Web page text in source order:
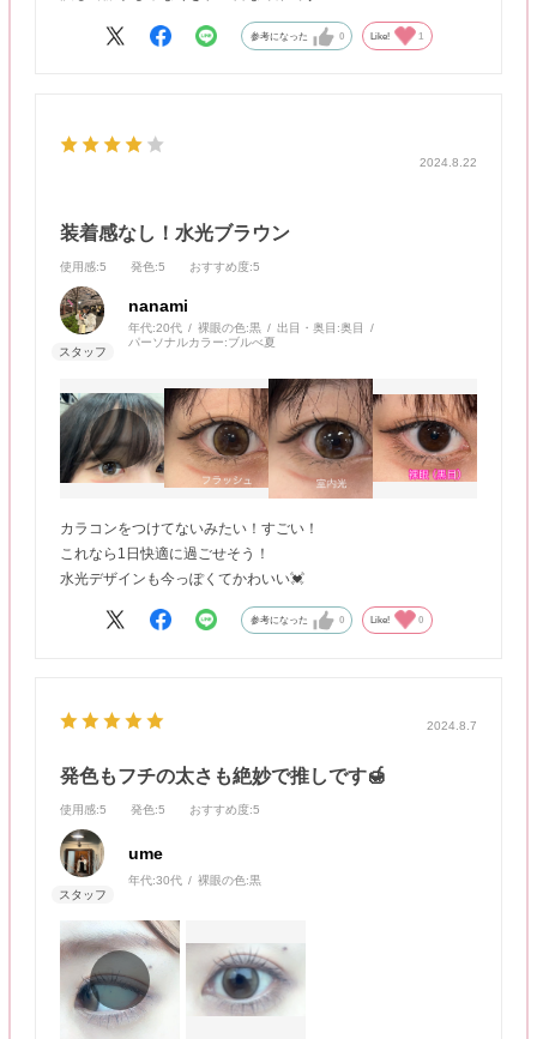
参考になった 0 Like! 1
2024.8.22
装着感なし！水光ブラウン
使用感:5 発色:5 おすすめ度:5
nanami
年代:20代 裸眼の色:黒 出目・奥目:奥目
パーソナルカラー:ブルべ夏
カラコンをつけてないみたい！すごい！
これなら1日快適に過ごせそう！
水光デザインも今っぽくてかわいい💓
参考になった 0 Like! 0
2024.8.7
発色もフチの太さも絶妙で推しです🍯
使用感:5 発色:5 おすすめ度:5
ume
年代:30代 裸眼の色:黒